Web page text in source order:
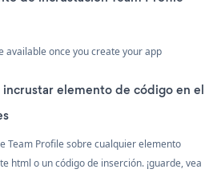
available once you create your app
elemento de código en el
Team Profile sobre cualquier elemento
html o un código de inserción. ¡guarde, vea